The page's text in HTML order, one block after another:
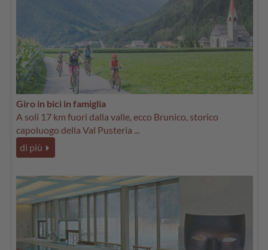
Giro in bici in famiglia
A soli 17 km fuori dalla valle, ecco Brunico, storico
capoluogo della Val Pusteria ...
di più